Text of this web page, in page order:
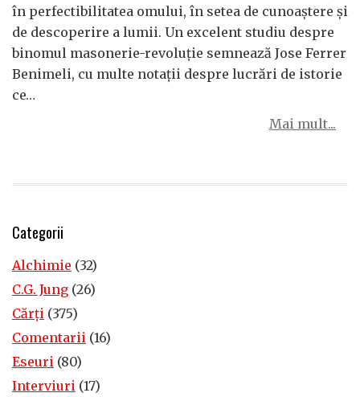
în perfectibilitatea omului, în setea de cunoaştere şi
de descoperire a lumii. Un excelent studiu despre
binomul masonerie-revoluţie semnează Jose Ferrer
Benimeli, cu multe notaţii despre lucrări de istorie
ce…
Mai mult...
Categorii
Alchimie (32)
C.G. Jung (26)
Cărţi (375)
Comentarii (16)
Eseuri (80)
Interviuri (17)